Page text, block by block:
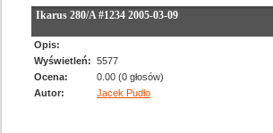
Ikarus 280/A #1234 2005-03-09
Opis:
Wyświetleń: 5577
Ocena:
0.00 (0 głosów)
Autor:
Jacek Pudło